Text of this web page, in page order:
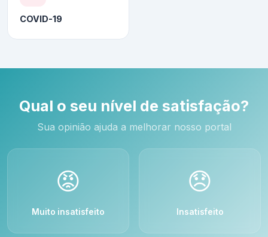
COVID-19
Qual o seu nível de satisfação?
Sua opinião ajuda a melhorar nosso portal
😡
Muito insatisfeito
😞
Insatisfeito